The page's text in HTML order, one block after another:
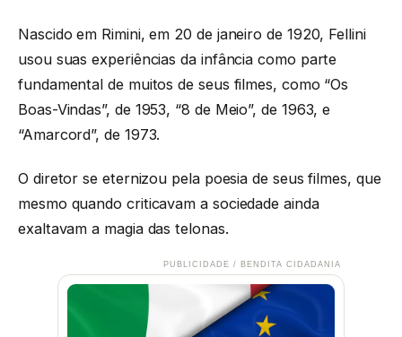
Nascido em Rimini, em 20 de janeiro de 1920, Fellini
usou suas experiências da infância como parte
fundamental de muitos de seus filmes, como “Os
Boas-Vindas”, de 1953, “8 de Meio”, de 1963, e
“Amarcord”, de 1973.
O diretor se eternizou pela poesia de seus filmes, que
mesmo quando criticavam a sociedade ainda
exaltavam a magia das telonas.
PUBLICIDADE / BENDITA CIDADANIA